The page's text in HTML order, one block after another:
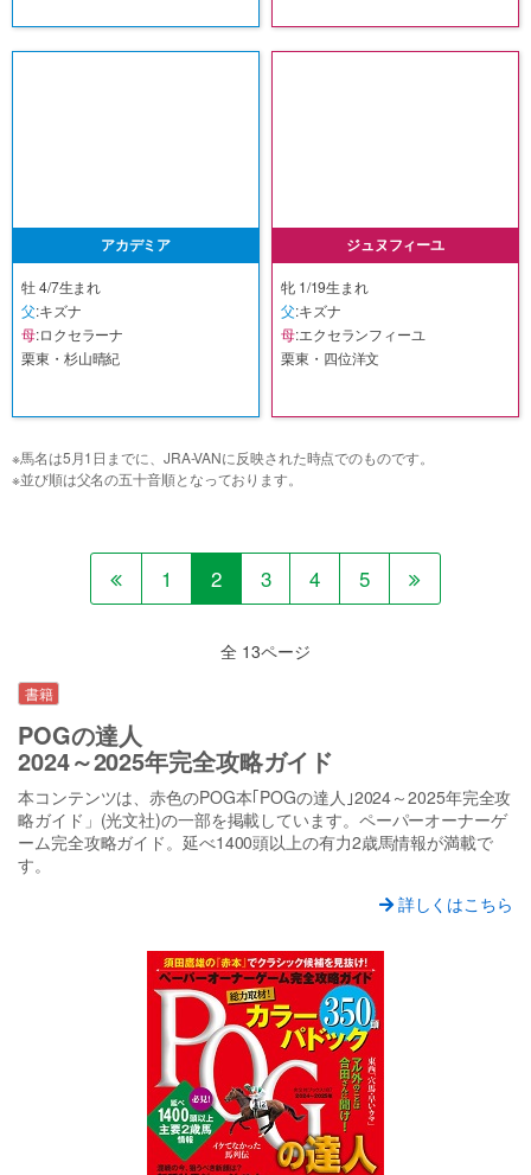
アカデミア
牡 4/7生まれ
父:キズナ
母:ロクセラーナ
栗東・杉山晴紀
ジュヌフィーユ
牝 1/19生まれ
父:キズナ
母:エクセランフィーユ
栗東・四位洋文
※馬名は5月1日までに、JRA-VANに反映された時点でのものです。
※並び順は父名の五十音順となっております。
1 2 3 4 5
全 13ページ
書籍
POGの達人
2024～2025年完全攻略ガイド
本コンテンツは、赤色のPOG本｢POGの達人｣2024～2025年完全攻
略ガイド」(光文社)の一部を掲載しています。ペーパーオーナーゲ
ーム完全攻略ガイド。延べ1400頭以上の有力2歳馬情報が満載で
す。
詳しくはこちら